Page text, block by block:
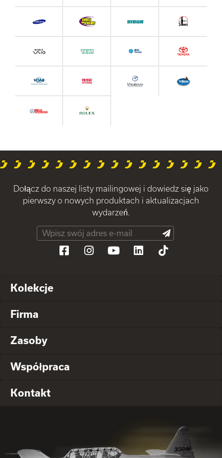
Dołącz do naszej listy mailingowej i dowiedz się jako
pierwszy o nowych produktach i aktualizacjach
wydarzeń.
Kolekcje
Firma
Zasoby
Współpraca
Kontakt